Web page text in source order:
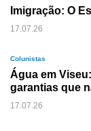
Imigração: O
17.07.26
Colunistas
Água em
garantias que
17.07.26